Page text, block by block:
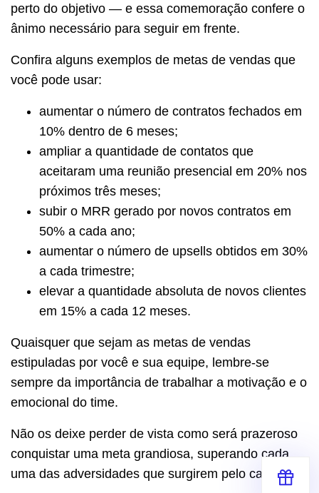
perto do objetivo — e essa comemoração confere o
ânimo necessário para seguir em frente.
Confira alguns exemplos de metas de vendas que
você pode usar:
aumentar o número de contratos fechados em
10% dentro de 6 meses;
ampliar a quantidade de contatos que
aceitaram uma reunião presencial em 20% nos
próximos três meses;
subir o MRR gerado por novos contratos em
50% a cada ano;
aumentar o número de upsells obtidos em 30%
a cada trimestre;
elevar a quantidade absoluta de novos clientes
em 15% a cada 12 meses.
Quaisquer que sejam as metas de vendas
estipuladas por você e sua equipe, lembre-se
sempre da importância de trabalhar a motivação e o
emocional do time.
Não os deixe perder de vista como será prazeroso
conquistar uma meta grandiosa, superando cada
uma das adversidades que surgirem pelo caminho.